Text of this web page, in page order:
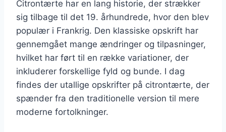
Citrontærte har en lang historie, der strækker
sig tilbage til det 19. århundrede, hvor den blev
populær i Frankrig. Den klassiske opskrift har
gennemgået mange ændringer og tilpasninger,
hvilket har ført til en række variationer, der
inkluderer forskellige fyld og bunde. I dag
findes der utallige opskrifter på citrontærte, der
spænder fra den traditionelle version til mere
moderne fortolkninger.